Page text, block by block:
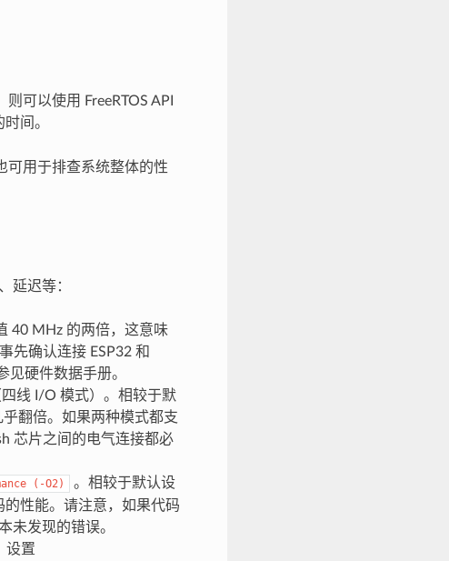
则可以使用 FreeRTOS API
间。
可用于排查系统整体的性
延迟等：
40 MHz 的两倍，这意味
先确认连接 ESP32 和
硬件数据手册。
线 I/O 模式）。相较于默
翻倍。如果两种模式都支
芯片之间的电气连接都必
(-O2)
。相较于默认设
性能。请注意，如果代码
未发现的错误。
设置